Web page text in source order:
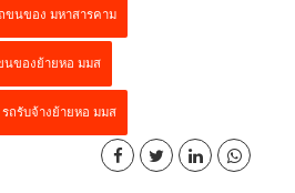
ขนของ มหาสารคาม
นของย้ายหอ มมส
รถรับจ้างย้ายหอ มมส